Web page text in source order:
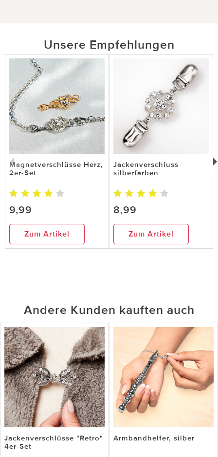
Unsere Empfehlungen
Magnetverschlüsse Herz,
2er-Set
9,99
Zum Artikel
Jackenverschluss
silberfarben
8,99
Zum Artikel
Andere Kunden kauften auch
Jackenverschlüsse "Retro"
4er-Set
Armbandhelfer, silber